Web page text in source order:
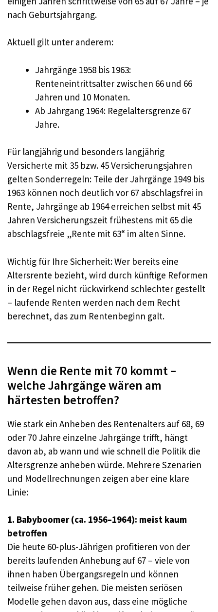
nach Geburtsjahrgang.
Aktuell gilt unter anderem:
Jahrgänge 1958 bis 1963:
Renteneintrittsalter zwischen 66 und 66
Jahren und 10 Monaten.
Ab Jahrgang 1964: Regelaltersgrenze 67
Jahre.
Für langjährig und besonders langjährig
Versicherte mit 35 bzw. 45 Versicherungsjahren
gelten Sonderregeln: Teile der Jahrgänge 1949 bis
1963 können noch deutlich vor 67 abschlagsfrei in
Rente, Jahrgänge ab 1964 erreichen selbst mit 45
Jahren Versicherungszeit frühestens mit 65 die
abschlagsfreie „Rente mit 63“ im alten Sinne.
Wichtig für Ihre Sicherheit: Wer bereits eine
Altersrente bezieht, wird durch künftige Reformen
in der Regel nicht rückwirkend schlechter gestellt
– laufende Renten werden nach dem Recht
berechnet, das zum Rentenbeginn galt.
Wenn die Rente mit 70 kommt –
welche Jahrgänge wären am
härtesten betroffen?
Wie stark ein Anheben des Rentenalters auf 68, 69
oder 70 Jahre einzelne Jahrgänge trifft, hängt
davon ab, ab wann und wie schnell die Politik die
Altersgrenze anheben würde. Mehrere Szenarien
und Modellrechnungen zeigen aber eine klare
Linie:
1. Babyboomer (ca. 1956–1964): meist kaum
betroffen
Die heute 60-plus-Jährigen profitieren von der
bereits laufenden Anhebung auf 67 – viele von
ihnen haben Übergangsregeln und können
teilweise früher gehen. Die meisten seriösen
Modelle gehen davon aus, dass eine mögliche